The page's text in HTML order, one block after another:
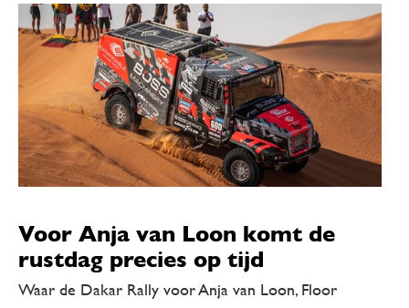
Voor Anja van Loon komt de
rustdag precies op tijd
Waar de Dakar Rally voor Anja van Loon, Floor